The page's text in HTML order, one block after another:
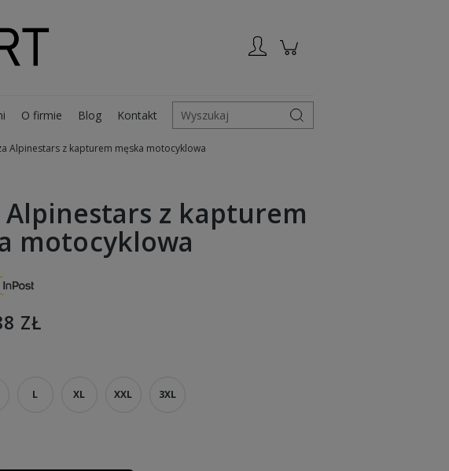
O firmie Blog Kontakt Wyszukaj
Alpinestars z kapturem męska motocyklowa
Alpinestars z kapturem
motocyklowa
ZŁ
L XL XXL 3XL